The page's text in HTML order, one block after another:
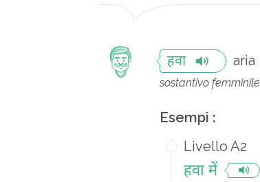
हवा aria
sostantivo femminile
Esempi :
Livello A2
हवा में